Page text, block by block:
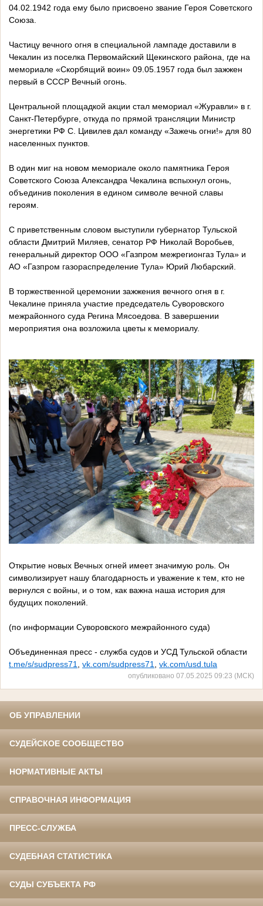
04.02.1942 года ему было присвоено звание Героя Советского
Союза.
Частицу вечного огня в специальной лампаде доставили в
Чекалин из поселка Первомайский Щекинского района, где на
мемориале «Скорбящий воин» 09.05.1957 года был зажжен
первый в СССР Вечный огонь.
Центральной площадкой акции стал мемориал «Журавли» в г.
Санкт-Петербурге, откуда по прямой трансляции Министр
энергетики РФ С. Цивилев дал команду «Зажечь огни!» для 80
населенных пунктов.
В один миг на новом мемориале около памятника Героя
Советского Союза Александра Чекалина вспыхнул огонь,
объединив поколения в едином символе вечной славы
героям.
С приветственным словом выступили губернатор Тульской
области Дмитрий Миляев, сенатор РФ Николай Воробьев,
генеральный директор ООО «Газпром межрегионгаз Тула» и
АО «Газпром газораспределение Тула» Юрий Любарский.
В торжественной церемонии зажжения вечного огня в г.
Чекалине приняла участие председатель Суворовского
межрайонного суда Регина Мясоедова. В завершении
мероприятия она возложила цветы к мемориалу.
Открытие новых Вечных огней имеет значимую роль. Он
символизирует нашу благодарность и уважение к тем, кто не
вернулся с войны, и о том, как важна наша история для
будущих поколений.
(по информации Суворовского межрайонного суда)
Объединенная пресс - служба судов и УСД Тульской области
t.me/s/sudpress71
vk.com/sudpress71 vk.com/usd.tula
опубликовано 07.05.2025 09:23 (МСК)
ОБ УПРАВЛЕНИИ
СУДЕЙСКОЕ СООБЩЕСТВО
НОРМАТИВНЫЕ АКТЫ
СПРАВОЧНАЯ ИНФОРМАЦИЯ
ПРЕСС-СЛУЖБА
СУДЕБНАЯ СТАТИСТИКА
СУДЫ СУБЪЕКТА РФ